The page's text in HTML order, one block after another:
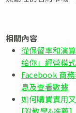
相關內容
從保留率和演
給你」經營模
Facebook 商
息及查看數據
如何購買實用